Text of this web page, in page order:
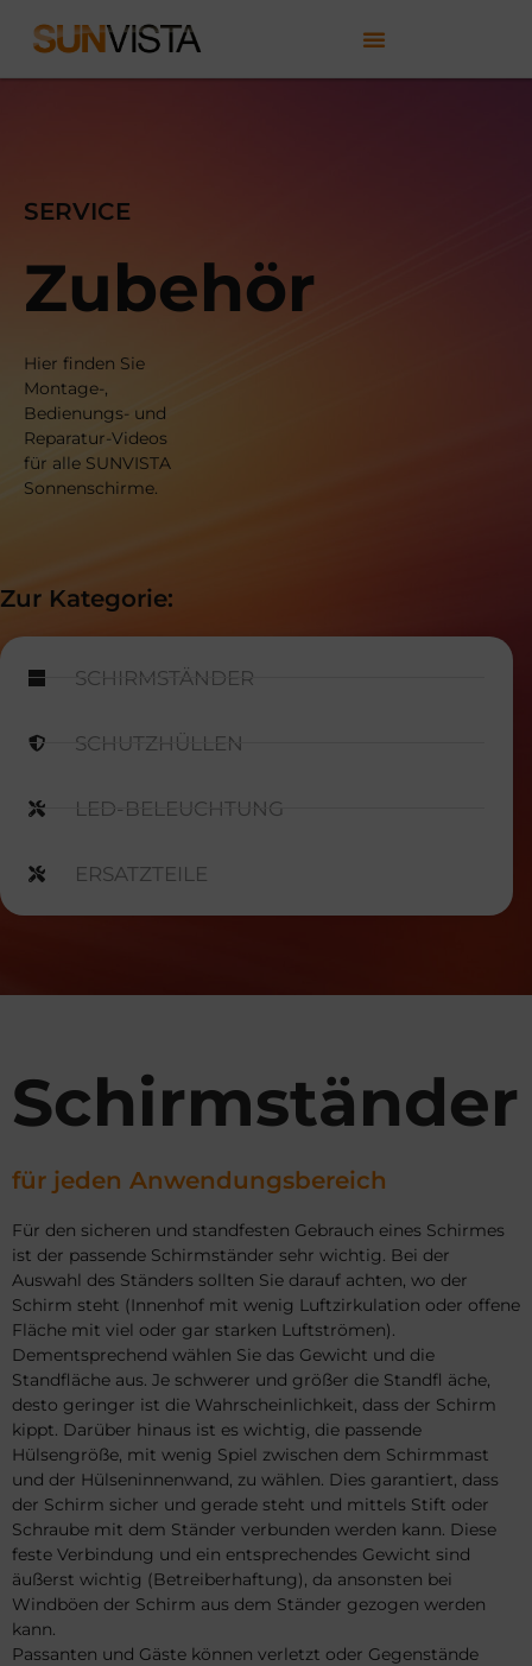
SERVICE
Zubehör
Hier finden Sie
Montage-,
Bedienungs- und
Reparatur-Videos
für alle SUNVISTA
Sonnenschirme.
Zur Kategorie:
SCHIRMSTÄNDER
SCHUTZHÜLLEN
LED-BELEUCHTUNG
ERSATZTEILE
Schirmständer
für jeden Anwendungsbereich
Für den sicheren und standfesten Gebrauch eines Schirmes
ist der passende Schirmständer sehr wichtig. Bei der
Auswahl des Ständers sollten Sie darauf achten, wo der
Schirm steht (Innenhof mit wenig Luftzirkulation oder offene
Fläche mit viel oder gar starken Luftströmen).
Dementsprechend wählen Sie das Gewicht und die
Standfläche aus. Je schwerer und größer die Standfl äche,
desto geringer ist die Wahrscheinlichkeit, dass der Schirm
kippt. Darüber hinaus ist es wichtig, die passende
Hülsengröße, mit wenig Spiel zwischen dem Schirmmast
und der Hülseninnenwand, zu wählen. Dies garantiert, dass
der Schirm sicher und gerade steht und mittels Stift oder
Schraube mit dem Ständer verbunden werden kann. Diese
feste Verbindung und ein entsprechendes Gewicht sind
äußerst wichtig (Betreiberhaftung), da ansonsten bei
Windböen der Schirm aus dem Ständer gezogen werden
kann.
Passanten und Gäste können verletzt oder Gegenstände